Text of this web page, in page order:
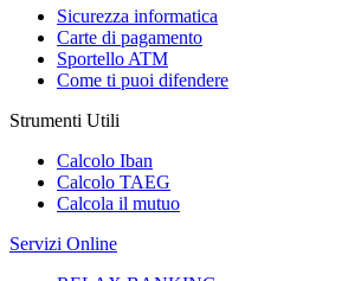
Sicurezza informatica
Carte di pagamento
Sportello ATM
Come ti puoi difendere
Strumenti Utili
Calcolo Iban
Calcolo TAEG
Calcola il mutuo
Servizi Online